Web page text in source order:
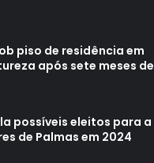
piso de residência em
após sete meses de
possíveis eleitos para a
de Palmas em 2024